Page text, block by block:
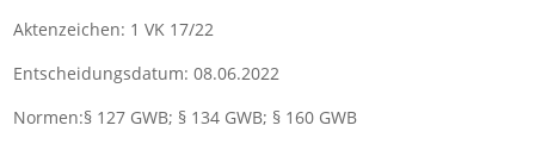
Aktenzeichen: 1 VK 17/22
Entscheidungsdatum: 08.06.2022
Normen:§ 127 GWB; § 134 GWB; § 160 GWB